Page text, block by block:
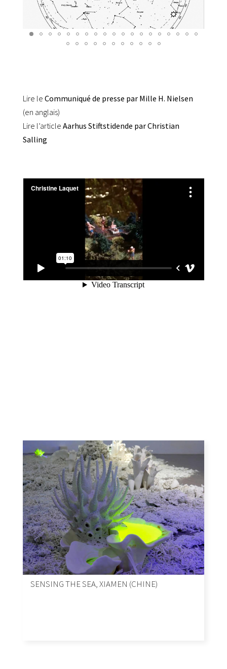
Lire le Communiqué de presse par Mille H. Nielsen
(en anglais)
Lire l’article Aarhus Stiftstidende par Christian
Salling
SENSING THE SEA, XIAMEN (CHINE)